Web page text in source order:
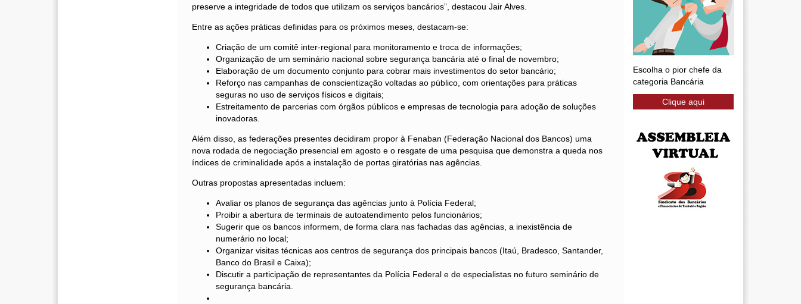
preserve a integridade de todos que utilizam os serviços bancários”, destacou Jair Alves.
Entre as ações práticas definidas para os próximos meses, destacam-se:
Criação de um comitê inter-regional para monitoramento e troca de informações;
Organização de um seminário nacional sobre segurança bancária até o final de novembro;
Elaboração de um documento conjunto para cobrar mais investimentos do setor bancário;
Reforço nas campanhas de conscientização voltadas ao público, com orientações para práticas
seguras no uso de serviços físicos e digitais;
Estreitamento de parcerias com órgãos públicos e empresas de tecnologia para adoção de soluções
inovadoras.
Além disso, as federações presentes decidiram propor à Fenaban (Federação Nacional dos Bancos) uma
nova rodada de negociação presencial em agosto e o resgate de uma pesquisa que demonstra a queda nos
índices de criminalidade após a instalação de portas giratórias nas agências.
Outras propostas apresentadas incluem:
Avaliar os planos de segurança das agências junto à Polícia Federal;
Proibir a abertura de terminais de autoatendimento pelos funcionários;
Sugerir que os bancos informem, de forma clara nas fachadas das agências, a inexistência de
numerário no local;
Organizar visitas técnicas aos centros de segurança dos principais bancos (Itaú, Bradesco, Santander,
Banco do Brasil e Caixa);
Discutir a participação de representantes da Polícia Federal e de especialistas no futuro seminário de
segurança bancária.
Escolha o pior chefe da
categoria Bancária
Clique aqui